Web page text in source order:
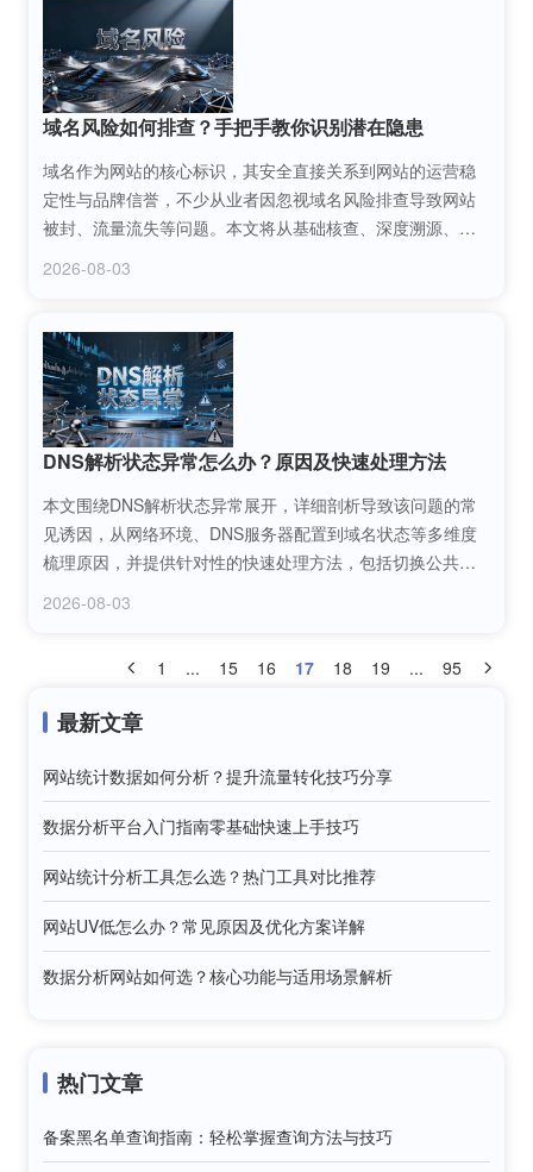
域名风险如何排查？手把手教你识别潜在隐患
域名作为网站的核心标识，其安全直接关系到网站的运营稳
定性与品牌信誉，不少从业者因忽视域名风险排查导致网站
被封、流量流失等问题。本文将从基础核查、深度溯源、合
2026-08-03
DNS解析状态异常怎么办？原因及快速处理方法
本文围绕DNS解析状态异常展开，详细剖析导致该问题的常
见诱因，从网络环境、DNS服务器配置到域名状态等多维度
梳理原因，并提供针对性的快速处理方法，包括切换公共
2026-08-03
1 ... 15 16 17 18 19 ... 95
最新文章
网站统计数据如何分析？提升流量转化技巧分享
数据分析平台入门指南零基础快速上手技巧
网站统计分析工具怎么选？热门工具对比推荐
网站UV低怎么办？常见原因及优化方案详解
数据分析网站如何选？核心功能与适用场景解析
热门文章
备案黑名单查询指南：轻松掌握查询方法与技巧